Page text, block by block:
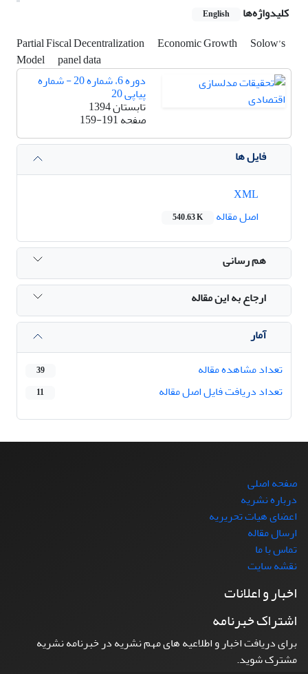
کلیدواژه‌ها
English
Partial Fiscal Decentralization Economic Growth
Solow’s
Model
panel data
دوره 6، شماره 20 - شماره
پیاپی 20
تابستان 1394
صفحه159-191
فایل ها
اصل مقاله
540.63 K
هم رسانی
ارجاع به این مقاله
آمار
تعداد مشاهده مقاله
39
تعداد دریافت فایل اصل مقاله 11
صفحه اصلی
درباره نشریه
اعضای هیات تحریریه
ارسال مقاله
تماس با ما
نقشه سایت
اخبار و اعلانات
اشتراک خبرنامه
برای دریافت اخبار و اطلاعیه های مهم نشریه در خبرنامه نشریه
مشترک شوید.